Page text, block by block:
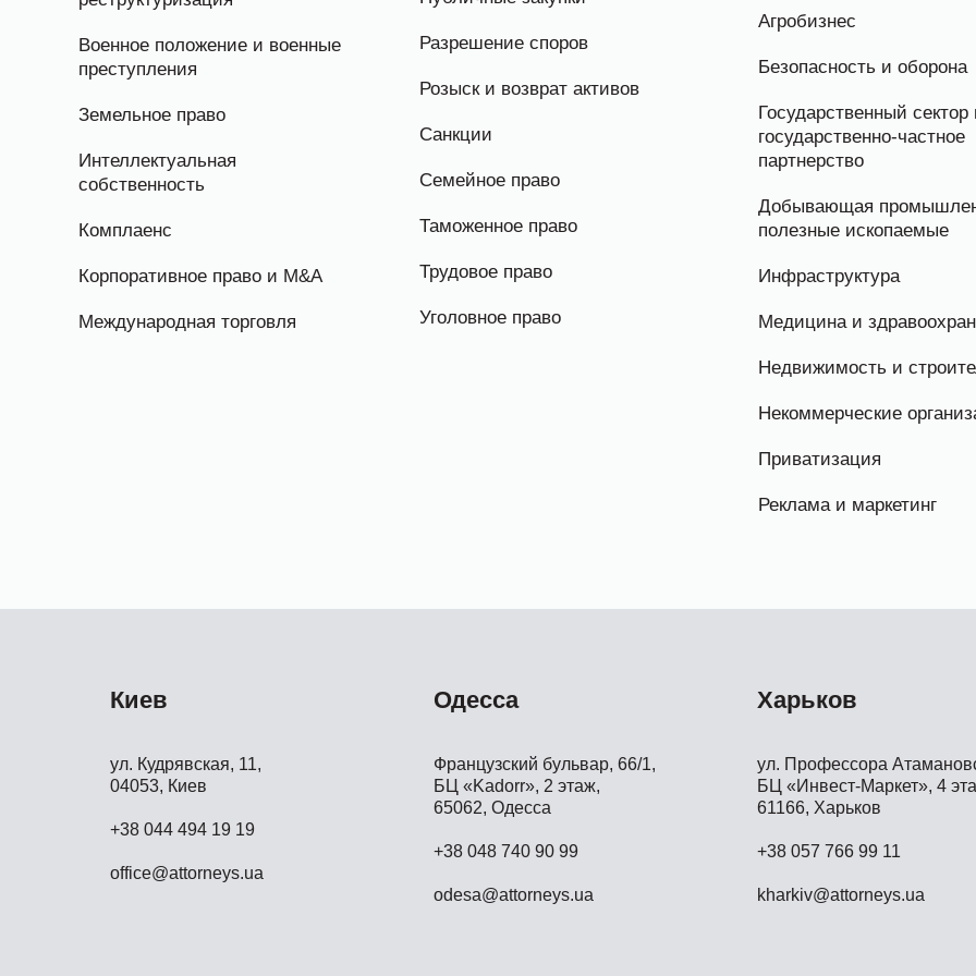
Военное положение и военные
преступления
Земельное право
Интеллектуальная
собственность
Комплаенс
Корпоративное право и M&A
Международная торговля
Разрешение споров
Розыск и возврат активов
Санкции
Семейное право
Таможенное право
Трудовое право
Уголовное право
Агробизнес
Безопасность и оборона
Государственный сектор
государственно-частное
партнерство
Добывающая
полезные ископаемые
Инфраструктура
Медицина и
Недвижимость и
Некоммерческие
Приватизация
Реклама и маркетинг
Киев
ул. Кудрявская, 11,
04053, Киев
+38 044 494 19 19
office@attorneys.ua
Одесса
Французский бульвар, 66/1,
БЦ «Kadorr», 2 этаж,
65062, Одесса
+38 048 740 90 99
odesa@attorneys.ua
Харьков
ул. Профессора
БЦ «Инвест-Маркет», 4
61166, Харьков
+38 057 766 99 11
kharkiv@attorneys.ua